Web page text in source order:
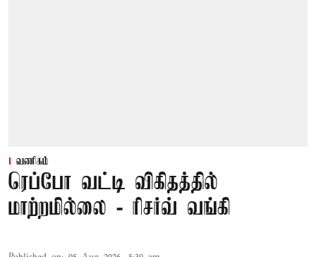
வணிகம்
ரெப்போ வட்டி விகிதத்தில்
மாற்றமில்லை - ரிசர்வ் வங்கி